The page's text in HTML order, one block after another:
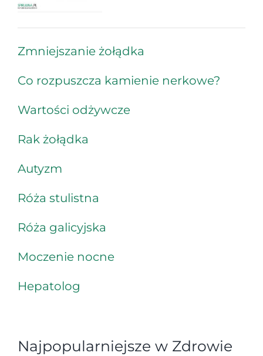
Zmniejszanie żołądka
Co rozpuszcza kamienie nerkowe?
Wartości odżywcze
Rak żołądka
Autyzm
Róża stulistna
Róża galicyjska
Moczenie nocne
Hepatolog
Najpopularniejsze w Zdrowie